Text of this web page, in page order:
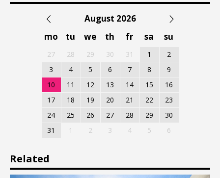
August 2026
mo
tu we th fr sa su
27 28 29 30 31 1
2
3
4 5 6 7 8
9
10
11 12 13 14 15
16
17
18 19 20 21 22
23
24
25 26 27 28 29
30
31
1 2 3 4 5 6
Related